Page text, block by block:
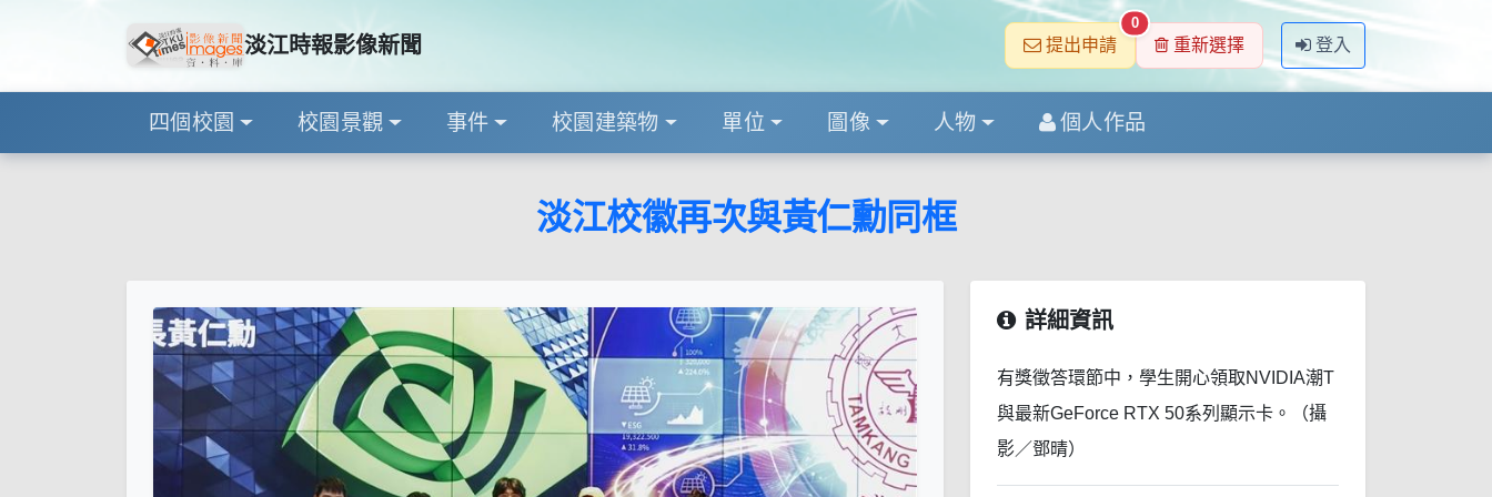
淡江時報影像新聞 提出申請
0
重新選擇 登入
四個校園 校園景觀 事件 校園建築物 單位 圖像 人物 個人作品
淡江校徽再次與黃仁勳同框
詳細資訊
有獎徵答環節中，學生開心領取NVIDIA潮T
與最新GeForce RTX 50系列顯示卡。（攝
影／鄧晴）